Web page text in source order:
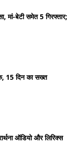
मां-बेटी समेत 5 गिरफ्तार;
15 दिन का सख्त
ऑडियो और लिरिक्स